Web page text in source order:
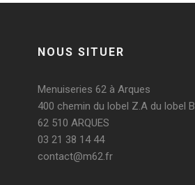
NOUS SITUER
Menuiseries 62 à Arques
400 chemin du lobel Z.A du lobel B
62 510 ARQUES
03 21 38 14 44
contact@m62.fr